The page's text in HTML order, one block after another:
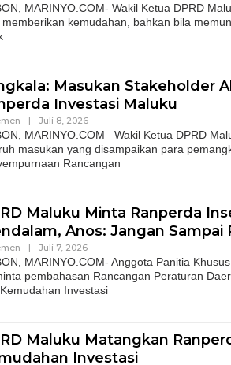
MARINYO.COM- Wakil Ketua DPRD
memberikan kemudahan, bahkan bila
Masukan Stakeholder
Investasi Maluku
| Juli 8, 2026
MARINYO.COM– Wakil Ketua DPRD
masukan yang disampaikan para
Rancangan
Maluku Minta Ranperda
Anos: Jangan Sampai
| Juli 7, 2026
MARINYO.COM- Anggota Panitia
pembahasan Rancangan Peraturan
Investasi
Maluku Matangkan
Investasi